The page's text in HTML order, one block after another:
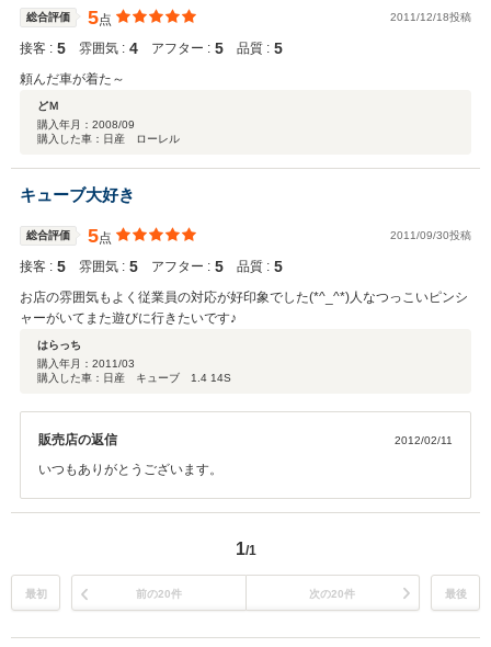
総合評価 5点 2011/12/18投稿
接客 : 5 雰囲気 : 4 アフター : 5 品質 : 5
頼んだ車が着た～
どＭ
購入年月： 2008/09
購入した車：日産 ローレル
キューブ大好き
総合評価 5点 2011/09/30投稿
接客 : 5 雰囲気 : 5 アフター : 5 品質 : 5
お店の雰囲気もよく従業員の対応が好印象でした(*^_^*)人なつっこいピンシ
ャーがいてまた遊びに行きたいです♪
はらっち
購入年月： 2011/03
購入した車：日産 キューブ 1.4 14S
販売店の返信 2012/02/11
いつもありがとうございます。
1/1
最初 前の20件 次の20件 最後